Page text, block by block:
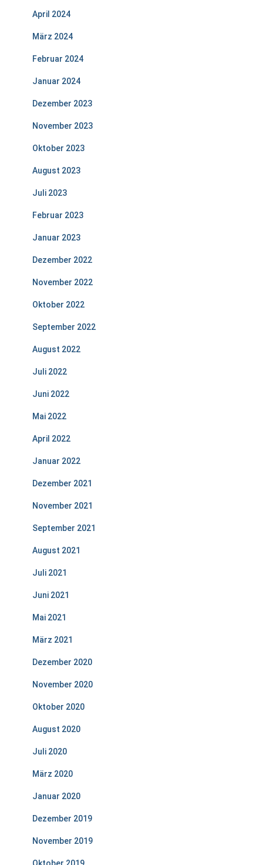
April 2024
März 2024
Februar 2024
Januar 2024
Dezember 2023
November 2023
Oktober 2023
August 2023
Juli 2023
Februar 2023
Januar 2023
Dezember 2022
November 2022
Oktober 2022
September 2022
August 2022
Juli 2022
Juni 2022
Mai 2022
April 2022
Januar 2022
Dezember 2021
November 2021
September 2021
August 2021
Juli 2021
Juni 2021
Mai 2021
März 2021
Dezember 2020
November 2020
Oktober 2020
August 2020
Juli 2020
März 2020
Januar 2020
Dezember 2019
November 2019